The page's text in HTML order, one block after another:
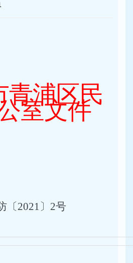
青浦区民
室文件
〔2021〕2号